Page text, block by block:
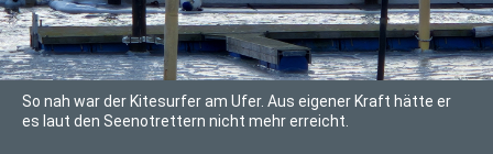
So nah war der Kitesurfer am Ufer. Aus eigener Kraft hätte er
es laut den Seenotrettern nicht mehr erreicht.